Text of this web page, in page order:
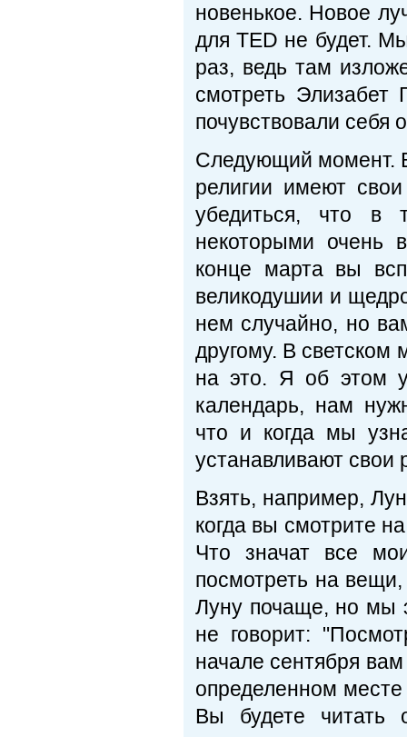
новенькое. Новое
для TED не будет.
раз, ведь там
смотреть
почувствовали себя
Следующий момент.
религии имеют
убедиться, что в
некоторыми очень
конце марта вы
великодушии и
нем случайно, но
другому. В светском
на это. Я об этом
календарь, нам
что и когда мы
устанавливают
Взять, например,
когда вы смотрите
Что значат все
посмотреть на
Луну почаще, но мы
не говорит:
начале сентября
определенном
Вы будете читать